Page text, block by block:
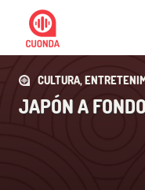
CULTURA,
JAPÓN A FONDO